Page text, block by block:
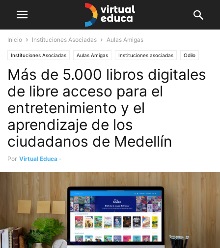
Inicio Instituciones Asociadas Aulas Amigas
Instituciones Asociadas Aulas Amigas Instituciones asociadas Odilo
Más de 5.000 libros digitales
de libre acceso para el
entretenimiento y el
aprendizaje de los
ciudadanos de Medellín
Por Virtual Educa -